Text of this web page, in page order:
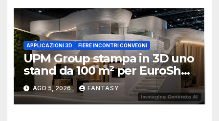
APPLICAZIONI 3D FIERE INCONTRI CONVEGNI
UPM Group stampa in 3D uno
stand da 100 m² per EuroShop
2026
AGO 5, 2026 FANTASY